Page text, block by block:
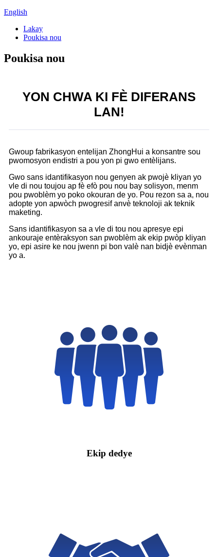
English
Lakay
Poukisa nou
Poukisa nou
YON CHWA KI FÈ DIFERANS
LAN!
Gwoup fabrikasyon entelijan ZhongHui a konsantre sou
pwomosyon endistri a pou yon pi gwo entèlijans.
Gwo sans idantifikasyon nou genyen ak pwojè kliyan yo
vle di nou toujou ap fè efò pou nou bay solisyon, menm
pou pwoblèm yo poko okouran de yo. Pou rezon sa a, nou
adopte yon apwòch pwogresif anvè teknoloji ak teknik
maketing.
Sans idantifikasyon sa a vle di tou nou apresye epi
ankouraje entèraksyon san pwoblèm ak ekip pwòp kliyan
yo, epi asire ke nou jwenn pi bon valè nan bidjè evènman
yo a.
Ekip dedye